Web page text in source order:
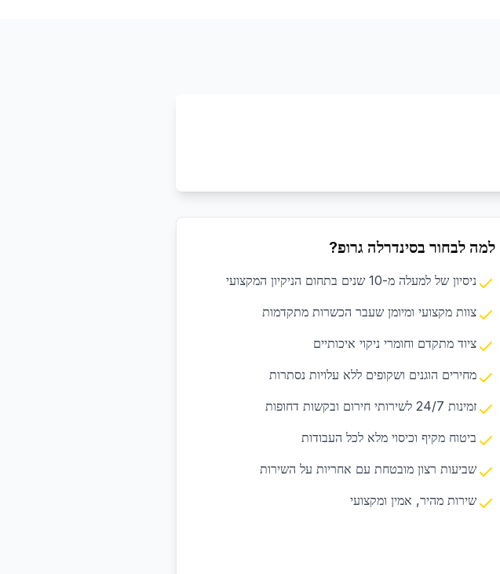
למה לבחור בסינדרלה גרופ?
ניסיון של למעלה מ-10 שנים בתחום הניקיון המקצועי
צוות מקצועי ומיומן שעבר הכשרות מתקדמות
ציוד מתקדם וחומרי ניקוי איכותיים
מחירים הוגנים ושקופים ללא עלויות נסתרות
זמינות 24/7 לשירותי חירום ובקשות דחופות
ביטוח מקיף וכיסוי מלא לכל העבודות
שביעות רצון מובטחת עם אחריות על השירות
שירות מהיר, אמין ומקצועי